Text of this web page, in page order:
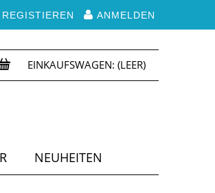
REGISTIEREN ANMELDEN
EINKAUFSWAGEN: (LEER)
NEUHEITEN